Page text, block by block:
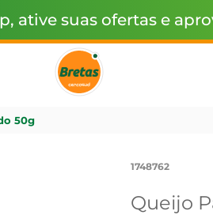
ative suas ofertas e
50g
1748762
Queijo